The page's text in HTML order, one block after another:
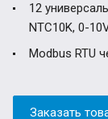
12
NTC10K, 0-
Modbus RTU
Заказать